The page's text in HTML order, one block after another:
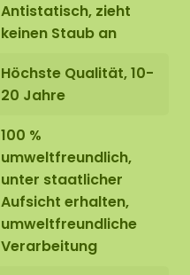
Antistatisch, zieht
keinen Staub an
Höchste Qualität, 10-
20 Jahre
100 %
umweltfreundlich,
unter staatlicher
Aufsicht erhalten,
umweltfreundliche
Verarbeitung